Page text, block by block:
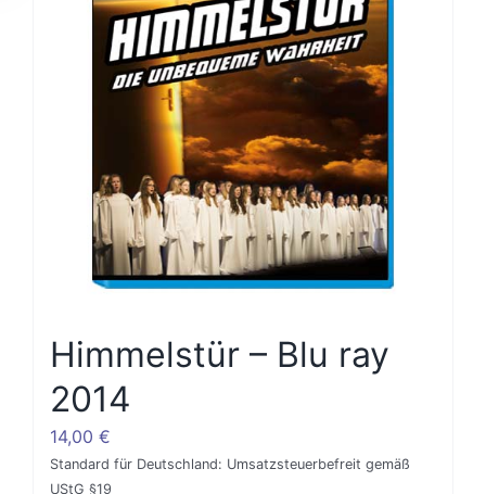
Himmelstür – Blu ray
2014
14,00 €
Standard für Deutschland: Umsatzsteuerbefreit gemäß
UStG §19